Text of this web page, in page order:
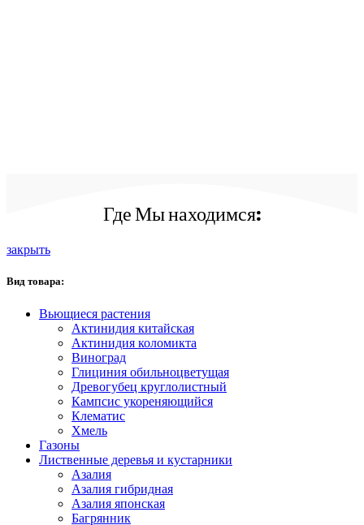
Где Мы находимся:
закрыть
Вид товара:
Вьющиеся растения
Актинидия китайская
Актинидия коломикта
Виноград
Глициния обильноцветущая
Древогубец круглолистный
Кампсис укореняющийся
Клематис
Хмель
Газоны
Лиственные деревья и кустарники
Азалия
Азалия гибридная
Азалия японская
Багрянник